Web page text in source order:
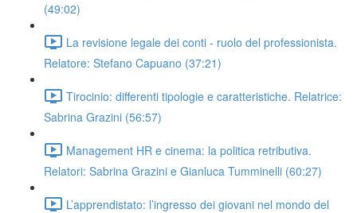
(49:02)
La revisione legale dei conti - ruolo del professionista.
Relatore: Stefano Capuano (37:21)
Tirocinio: differenti tipologie e caratteristiche. Relatrice:
Sabrina Grazini (56:57)
Management HR e cinema: la politica retributiva.
Relatori: Sabrina Grazini e Gianluca Tumminelli (60:27)
L’apprendistato: l’ingresso dei giovani nel mondo del